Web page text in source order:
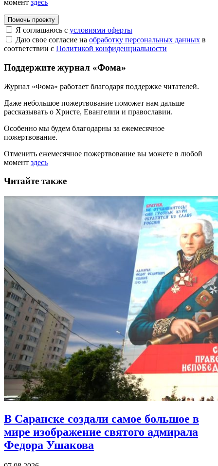
момент здесь
Помочь проекту
Я соглашаюсь с условиями оферты
Даю свое согласие на обработку персональных данных в
соответствии с Политикой конфиденциальности
Поддержите журнал «Фома»
Журнал «Фома» работает благодаря поддержке читателей.
Даже небольшое пожертвование поможет нам дальше
рассказывать о Христе, Евангелии и православии.
Особенно мы будем благодарны за ежемесячное
пожертвование.
Отменить ежемесячное пожертвование вы можете в любой
момент здесь
Читайте также
В Саранске создали самое большое в
мире изображение святого адмирала
Федора Ушакова